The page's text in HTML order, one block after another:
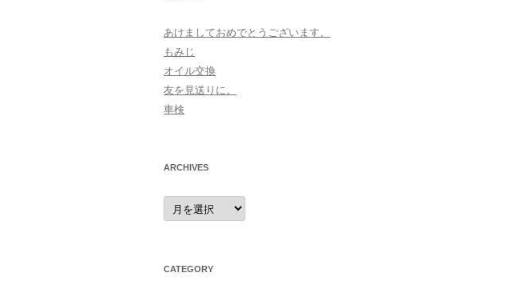
あけましておめでとうございます。
もみじ
オイル交換
友を見送りに。
車検
ARCHIVES
archives
CATEGORY